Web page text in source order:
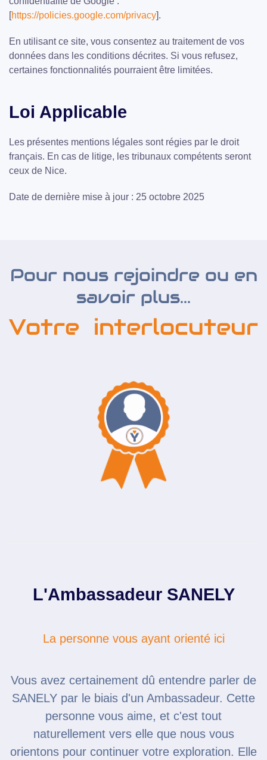
[https://policies.google.com/privacy].
En utilisant ce site, vous consentez au traitement de vos
données dans les conditions décrites. Si vous refusez,
certaines fonctionnalités pourraient être limitées.
Loi Applicable
Les présentes mentions légales sont régies par le droit
français. En cas de litige, les tribunaux compétents seront
ceux de Nice.
Date de dernière mise à jour : 25 octobre 2025
Pour nous rejoindre ou en
savoir plus...
Votre interlocuteur
L'Ambassadeur SANELY
La personne vous ayant orienté ici
Vous avez certainement dû entendre parler de
SANELY par le biais d'un Ambassadeur. Cette
personne vous aime, et c'est tout
naturellement vers elle que nous vous
orientons pour continuer votre exploration. Elle